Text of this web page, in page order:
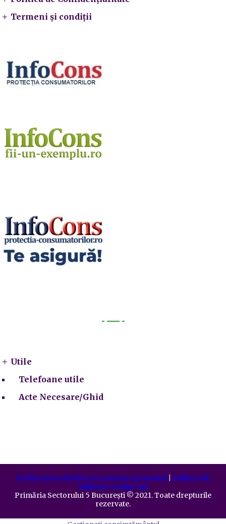
Termeni și condiții
Utile
Telefoane utile
Acte Necesare/Ghid
Prelucrarea datelor cu caracter personal| Politica de
utilizare cookie-uri
Primăria Sectorului 5 București ©️ 2021. Toate drepturile
rezervate.